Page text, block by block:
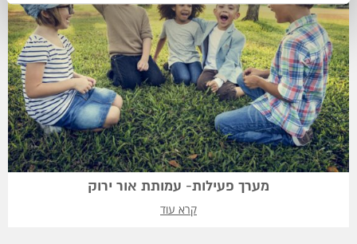
מערך פעילות- עמותת אור ירוק
קרא עוד